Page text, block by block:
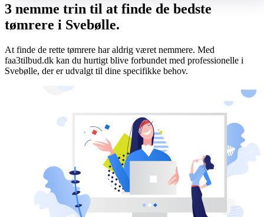
3 nemme trin til at finde de bedste
tømrere i Svebølle.
At finde de rette tømrere har aldrig været nemmere. Med
faa3tilbud.dk kan du hurtigt blive forbundet med professionelle i
Svebølle, der er udvalgt til dine specifikke behov.